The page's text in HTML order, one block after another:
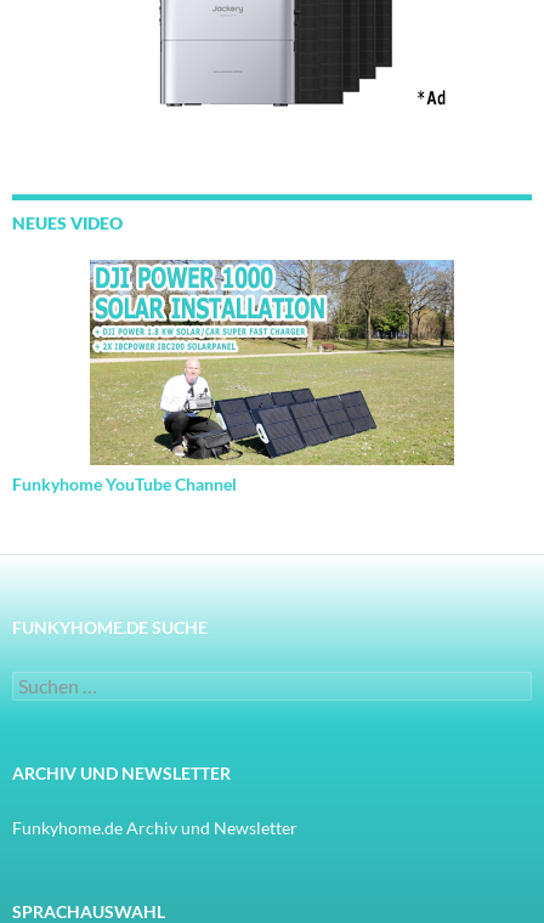
NEUES VIDEO
Funkyhome YouTube Channel
FUNKYHOME.DE SUCHE
Suchen
nach:
ARCHIV UND NEWSLETTER
Funkyhome.de Archiv und Newsletter
SPRACHAUSWAHL